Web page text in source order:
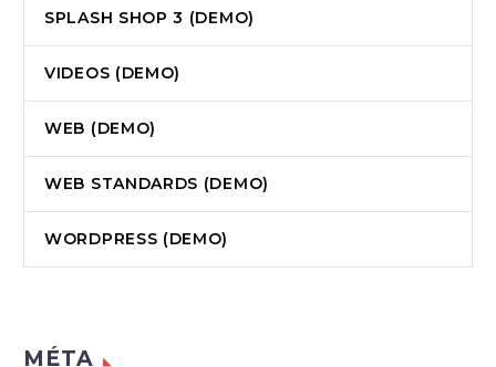
SPLASH SHOP 3 (DEMO)
VIDEOS (DEMO)
WEB (DEMO)
WEB STANDARDS (DEMO)
WORDPRESS (DEMO)
MÉTA